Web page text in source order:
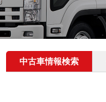
中古車情報検索